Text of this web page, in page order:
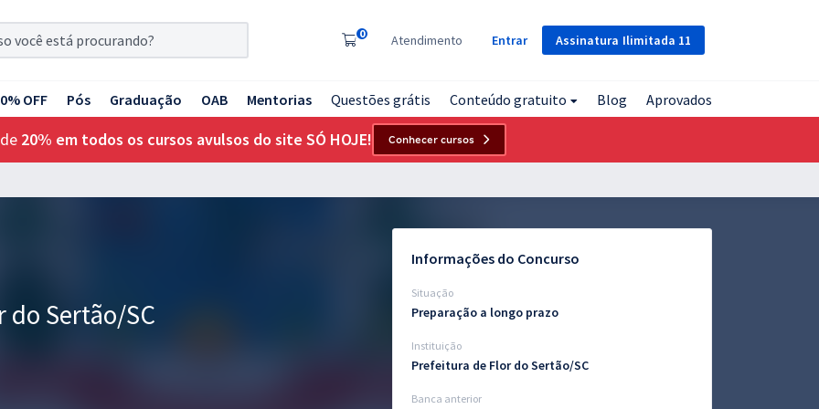
Assinatura Ilimitada 11
0 Atendimento Entrar
OFF Pós Graduação OAB Mentorias Questões grátis Conteúdo gratuito Blog Aprovados
20% em todos os cursos avulsos do site SÓ HOJE! Conhecer cursos
do Sertão/SC
Informações do Concurso
Situação
Preparação a longo prazo
Instituição
Prefeitura de Flor do Sertão/SC
Banca anterior